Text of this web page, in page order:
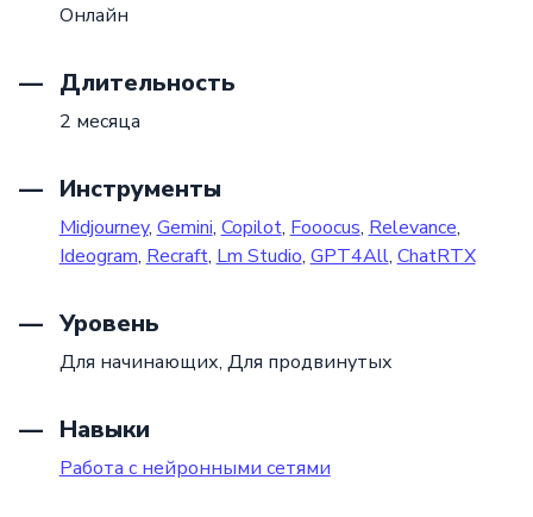
Онлайн
Длительность
2 месяца
Инструменты
Midjourney, Gemini, Copilot, Fooocus, Relevance,
Ideogram, Recraft, Lm Studio, GPT4All, ChatRTX
Уровень
Для начинающих, Для продвинутых
Навыки
Работа с нейронными сетями